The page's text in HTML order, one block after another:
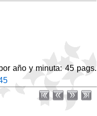
año y minuta: 45 pags.